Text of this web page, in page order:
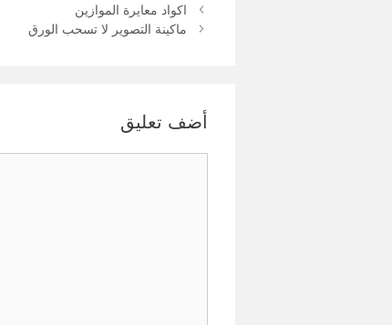
اكواد معايرة الموازين
ماكينة التصوير لا تسحب الورق
أضف تعليق